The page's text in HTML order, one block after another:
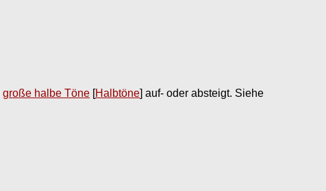
große halbe Töne [Halbtöne] auf- oder absteigt. Siehe